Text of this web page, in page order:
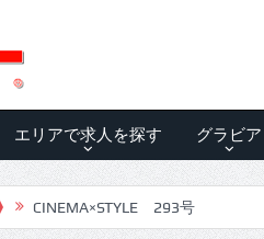
エリアで求人を探す グラビア
CINEMA×STYLE 293号